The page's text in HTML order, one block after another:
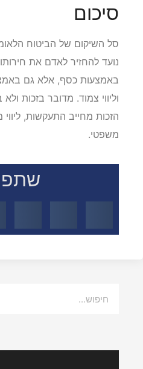
ועדות שיקום
סיכום
סל השיקום של הביטוח
נועד להחזיר לאדם את
באמצעות כסף, אלא גם
וליווי צמוד. מדובר בזכות
הזכות מחייב התעקשות, ליווי